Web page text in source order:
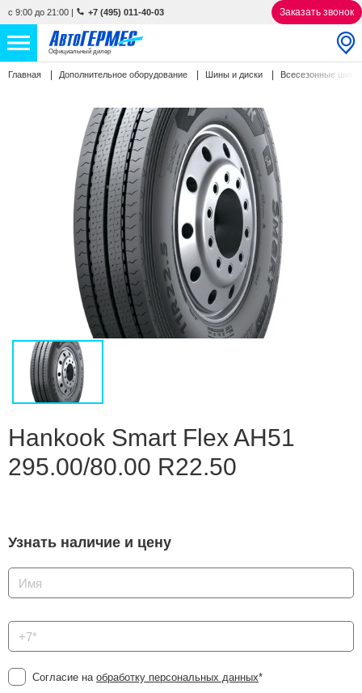
с 9:00 до 21:00 | +7 (495) 011-40-03 Заказать звонок
Официальный дилер
НОВЫЕ АВТОМОБИЛИ 4867 авто
С ПРОБЕГОМ 843 авто
О КОМПАНИИ
Избранное
Сравнение
Личный кабинет
Главная Дополнительное оборудование Шины и диски Всесезонные
Hankook Smart Flex AH51
295.00/80.00 R22.50
Узнать наличие и цену
Согласие на обработку персональных данных*